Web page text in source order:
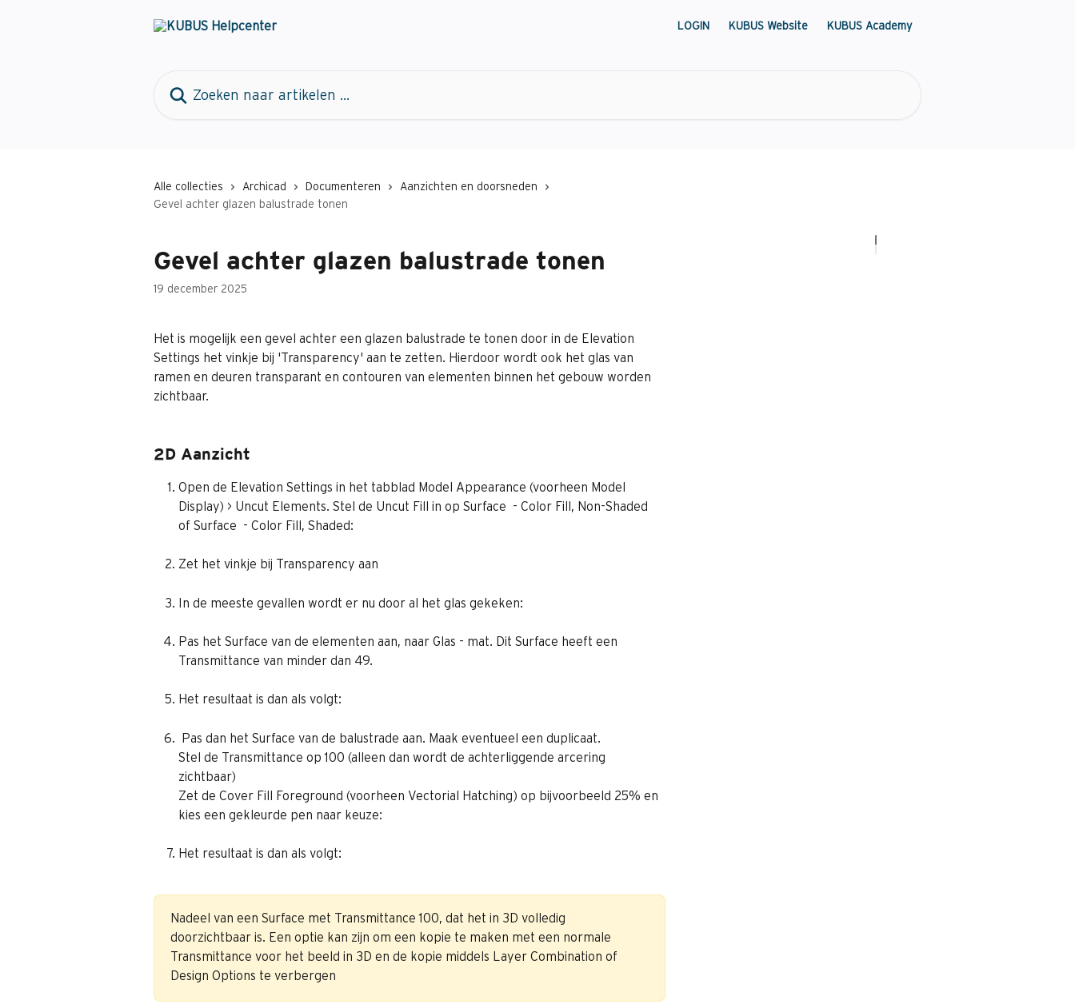
LOGIN KUBUS Website KUBUS Academy
Alle collecties Archicad Documenteren
Aanzichten en doorsneden
Gevel achter glazen balustrade tonen
Gevel achter glazen balustrade tonen
19 december 2025
Het is mogelijk een gevel achter een glazen balustrade te tonen door in de Elevation
Settings het vinkje bij 'Transparency' aan te zetten. Hierdoor wordt ook het glas van
ramen en deuren transparant en contouren van elementen binnen het gebouw worden
zichtbaar.
2D Aanzicht
Open de Elevation Settings in het tabblad Model Appearance (voorheen Model
Display) > Uncut Elements. Stel de Uncut Fill in op Surface  - Color Fill, Non-Shaded
of Surface  - Color Fill, Shaded:
Zet het vinkje bij Transparency aan
In de meeste gevallen wordt er nu door al het glas gekeken:
Pas het Surface van de elementen aan, naar Glas - mat. Dit Surface heeft een
Transmittance van minder dan 49.
Het resultaat is dan als volgt:
Pas dan het Surface van de balustrade aan. Maak eventueel een duplicaat.
Stel de Transmittance op 100 (alleen dan wordt de achterliggende arcering
zichtbaar)
Zet de Cover Fill Foreground (voorheen Vectorial Hatching) op bijvoorbeeld 25% en
kies een gekleurde pen naar keuze:
Het resultaat is dan als volgt:
Nadeel van een Surface met Transmittance 100, dat het in 3D volledig
doorzichtbaar is. Een optie kan zijn om een kopie te maken met een normale
Transmittance voor het beeld in 3D en de kopie middels Layer Combination of
Design Options te verbergen